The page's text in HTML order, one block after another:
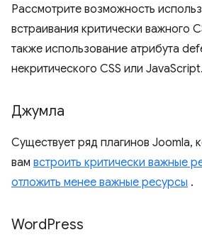
Рассмотрите возможность
встраивания критически важного
также использование атрибута
некритического CSS или JavaScript.
Джумла
Существует ряд плагинов Joomla,
вам встроить критически важные
отложить менее важные ресурсы .
WordPress